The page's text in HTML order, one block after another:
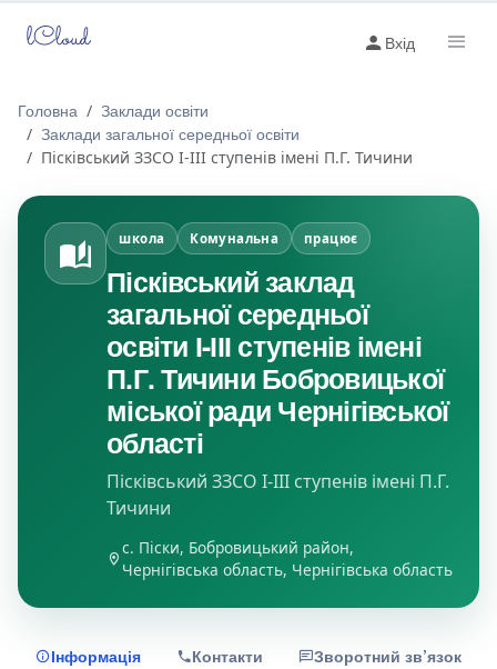
lCloud Вхід
Головна
Заклади освіти
Заклади загальної середньої освіти
Пісківський ЗЗСО І-ІІІ ступенів імені П.Г. Тичини
школа Комунальна працює
Пісківський заклад
загальної середньої
освіти І-ІІІ ступенів імені
П.Г. Тичини Бобровицької
міської ради Чернігівської
області
Пісківський ЗЗСО І-ІІІ ступенів імені П.Г.
Тичини
с. Піски, Бобровицький район,
Чернігівська область, Чернігівська область
Інформація Контакти Зворотний зв’язок